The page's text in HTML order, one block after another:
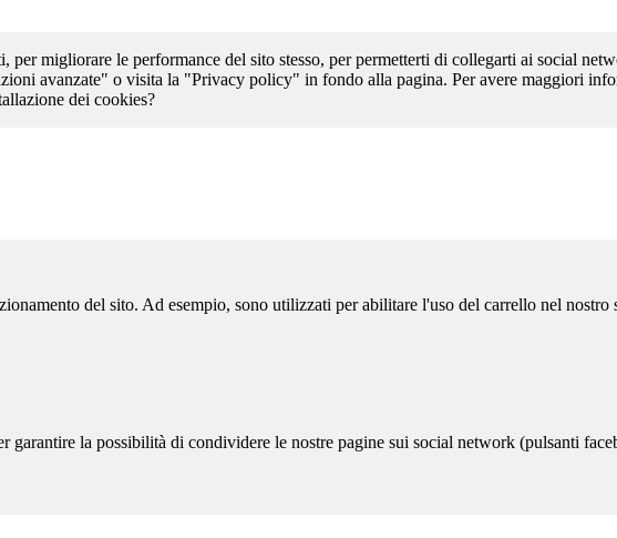
per migliorare le performance del sito stesso, per permetterti di collegarti ai social
avanzate" o visita la "Privacy policy" in fondo alla pagina. Per avere maggiori
dei cookies?
del sito. Ad esempio, sono utilizzati per abilitare l'uso del carrello nel
garantire la possibilità di condividere le nostre pagine sui social network (pulsanti